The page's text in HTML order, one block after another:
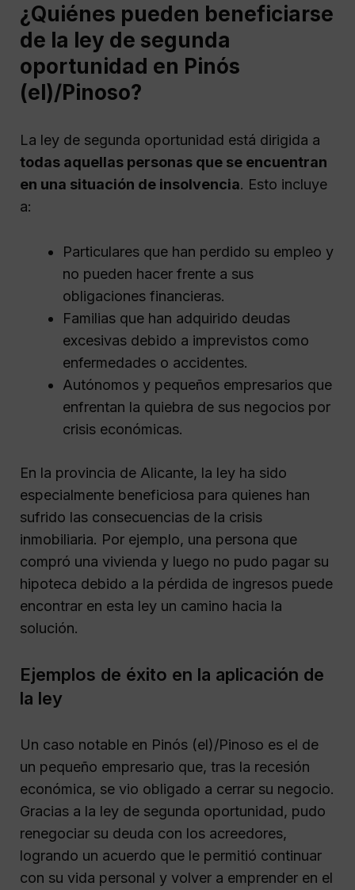
¿Quiénes pueden beneficiarse
de la ley de segunda
oportunidad en Pinós
(el)/Pinoso?
La ley de segunda oportunidad está dirigida a
todas aquellas personas que se encuentran
en una situación de insolvencia. Esto incluye
a:
Particulares que han perdido su empleo y
no pueden hacer frente a sus
obligaciones financieras.
Familias que han adquirido deudas
excesivas debido a imprevistos como
enfermedades o accidentes.
Autónomos y pequeños empresarios que
enfrentan la quiebra de sus negocios por
crisis económicas.
En la provincia de Alicante, la ley ha sido
especialmente beneficiosa para quienes han
sufrido las consecuencias de la crisis
inmobiliaria. Por ejemplo, una persona que
compró una vivienda y luego no pudo pagar su
hipoteca debido a la pérdida de ingresos puede
encontrar en esta ley un camino hacia la
solución.
Ejemplos de éxito en la aplicación de
la ley
Un caso notable en Pinós (el)/Pinoso es el de
un pequeño empresario que, tras la recesión
económica, se vio obligado a cerrar su negocio.
Gracias a la ley de segunda oportunidad, pudo
renegociar su deuda con los acreedores,
logrando un acuerdo que le permitió continuar
con su vida personal y volver a emprender en el